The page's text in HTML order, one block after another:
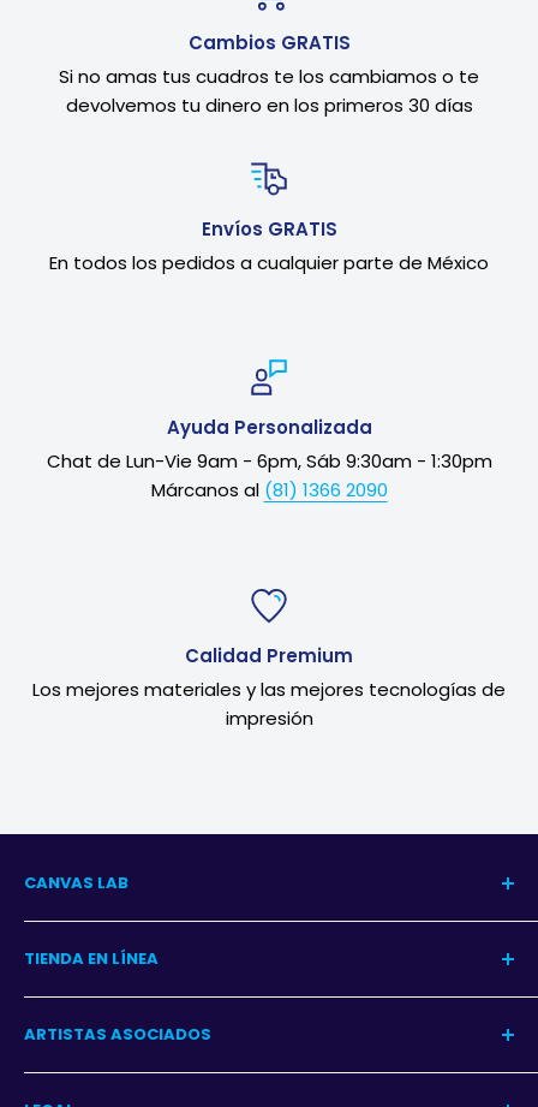
Cambios GRATIS
Si no amas tus cuadros te los cambiamos o te
devolvemos tu dinero en los primeros 30 días
Envíos GRATIS
En todos los pedidos a cualquier parte de México
Ayuda Personalizada
Chat de Lun-Vie 9am - 6pm, Sáb 9:30am - 1:30pm
Márcanos al (81) 1366 2090
Calidad Premium
Los mejores materiales y las mejores tecnologías de
impresión
CANVAS LAB
Nuestra Historia
Blog del Arte
Blog Decoración
Contacto
TIENDA EN LÍNEA
Centro de Ayuda
Garantía
ARTISTAS ASOCIADOS
Programa